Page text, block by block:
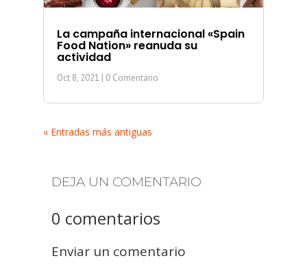
La campaña internacional «Spain
Food Nation» reanuda su
actividad
Oct 8, 2021 | 0 Comentario
« Entradas más antiguas
DEJA UN COMENTARIO
0 comentarios
Enviar un comentario